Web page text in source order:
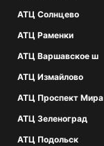
АТЦ Солнцево
АТЦ Раменки
АТЦ Варшавское ш
АТЦ Измайлово
АТЦ Проспект Мира
АТЦ Зеленоград
АТЦ Подольск